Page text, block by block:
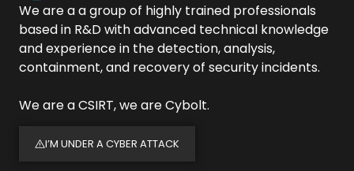
We are a a group of highly trained professionals
based in R&D with advanced technical knowledge
and experience in the detection, analysis,
containment, and recovery of security incidents.
We are a CSIRT, we are Cybolt.
I’M UNDER A CYBER ATTACK